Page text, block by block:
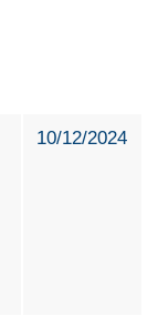
10/12/2024